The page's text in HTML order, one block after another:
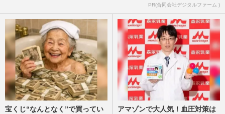
PR(合同会社デジタルファーム )
宝くじ“なんとなく”で買ってい
アマゾンで大人気！血圧対策は